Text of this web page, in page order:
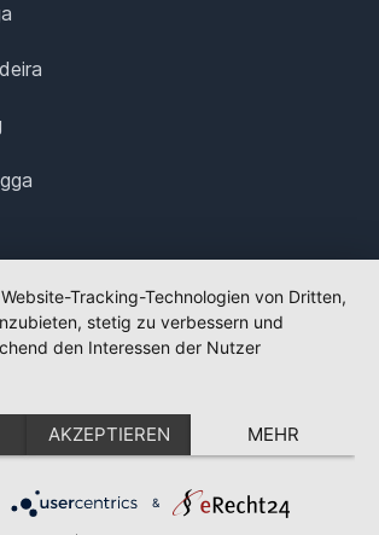
Tracking-Technologien von Dritten,
stetig zu verbessern und
den Interessen der Nutzer
AKZEPTIEREN MEHR
&